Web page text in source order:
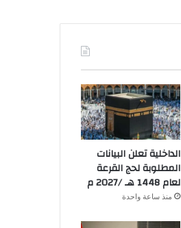
الداخلية تعلن البيانات
المطلوبة لحج القرعة
لعام 1448 هـ /2027 م
منذ ساعة واحدة